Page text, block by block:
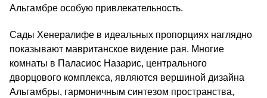
Альгамбре особую привлекательность.
Сады Хенералифе в идеальных пропорциях наглядно
показывают мавританское видение рая. Многие
комнаты в Паласиос Назарис, центрального
дворцового комплекса, являются вершиной дизайна
Альгамбры, гармоничным синтезом пространства,